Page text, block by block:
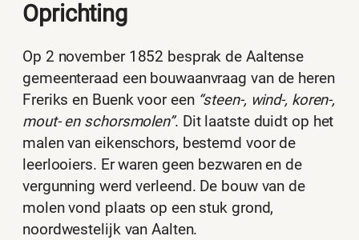
Oprichting
Op 2 november 1852 besprak de Aaltense
gemeenteraad een bouwaanvraag van de heren
Freriks en Buenk voor een “steen-, wind-, koren-,
mout- en schorsmolen”. Dit laatste duidt op het
malen van eikenschors, bestemd voor de
leerlooiers. Er waren geen bezwaren en de
vergunning werd verleend. De bouw van de
molen vond plaats op een stuk grond,
noordwestelijk van Aalten.